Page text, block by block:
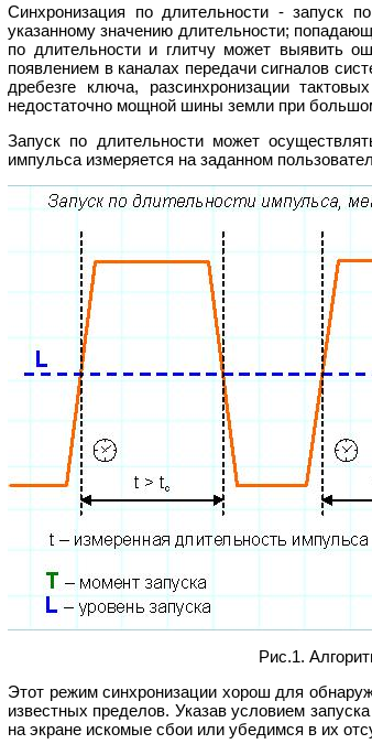
Синхронизация по длительности - запуск
указанному значению длительности;
по длительности и глитчу может выявить
появлением в каналах передачи сигналов
дребезге ключа, разсинхронизации
недостаточно мощной шины земли при
Запуск по длительности может
импульса измеряется на заданном
Рис.1. Алгоритм
Этот режим синхронизации хорош для
известных пределов. Указав условием
на экране искомые сбои или убедимся в их